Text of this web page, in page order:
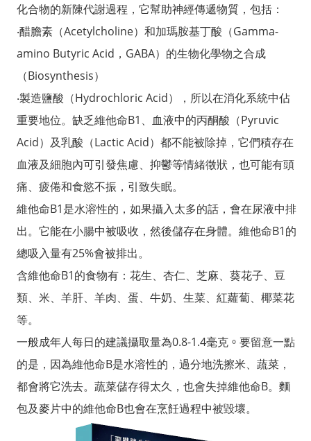
化合物的新陳代謝過程，它幫助神經傳遞物質，包括：
‧醋膽素（Acetylcholine）和加瑪胺基丁酸（Gamma-
amino Butyric Acid ， GABA）的生物化學物之合成
（Biosynthesis）
‧製造鹽酸（Hydrochloric Acid），所以在消化系統中佔
重要地位。缺乏維他命B1 、血液中的丙酮酸（Pyruvic
Acid）及乳酸（Lactic Acid）都不能被除掉，它們積存在
血液及細胞內可引發焦慮、抑鬱等情緒徵狀，也可能有頭
痛、疲倦和食慾不振，引致失眠。
維他命B1是水溶性的，如果攝入太多的話，會在尿液中排
出。它能在小腸中被吸收，然後儲存在身體。維他命B1的
總吸入量有25%會被排出。
含維他命B1的食物有：花生、杏仁、芝麻、葵花子、豆
類、米、羊肝、羊肉、蛋、牛奶、生菜、紅蘿蔔、椰菜花
等。
一般成年人每日的建議攝取量為0.8-1.4毫克 。 要留意一點
的是，因為維他命B是水溶性的，過分地洗擦米、蔬菜，
都會將它洗去。蔬菜儲存得太久，也會失掉維他命B。麵
包及麥片中的維他命B也會在烹飪過程中被毀壞。